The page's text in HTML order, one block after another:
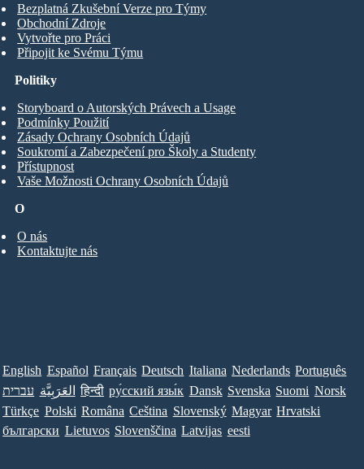
Bezplatná Zkušební Verze pro Týmy
Obchodní Zdroje
Vytvořte pro Práci
Připojit ke Svému Týmu
O
O nás
Kontaktujte nás
Politiky
Storyboard o Autorských Právech a Usage
Podmínky Použití
Zásady Ochrany Osobních Údajů
Soukromí a Zabezpečení pro Školy a Studenty
Přístupnost
Vaše Možnosti Ochrany Osobních Údajů
English Español Français Deutsch Italiana Nederlands Português
עברית العَرَبِيَّة हिन्दी ру́сский язы́к Dansk Svenska Suomi Norsk
Türkçe Polski Româna Ceština Slovenský Magyar Hrvatski
български Lietuvos Slovenščina Latvijas eesti